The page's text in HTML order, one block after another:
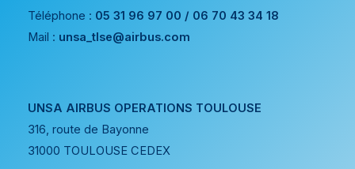
Téléphone : 05 31 96 97 00 / 06 70 43 34 18
Mail : unsa_tlse@airbus.com
UNSA AIRBUS OPERATIONS TOULOUSE
316, route de Bayonne
31000 TOULOUSE CEDEX